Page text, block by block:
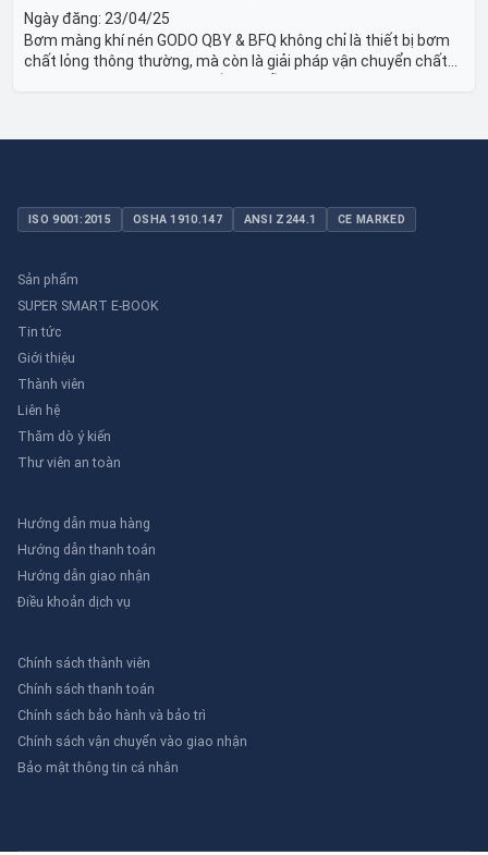
Ngày đăng: 23/04/25
Bơm màng khí nén GODO QBY & BFQ không chỉ là thiết bị bơm
chất lỏng thông thường, mà còn là giải pháp vận chuyển chất
ISO 9001:2015 OSHA 1910.147 ANSI Z244.1 CE MARKED
Sản phẩm
SUPER SMART E-BOOK
Tin tức
Giới thiệu
Thành viên
Liên hệ
Thăm dò ý kiến
Thư viên an toàn
Hướng dẫn mua hàng
Hướng dẫn thanh toán
Hướng dẫn giao nhận
Điều khoản dịch vụ
Chính sách thành viên
Chính sách thanh toán
Chính sách bảo hành và bảo trì
Chính sách vận chuyển vào giao nhận
Bảo mật thông tin cá nhân